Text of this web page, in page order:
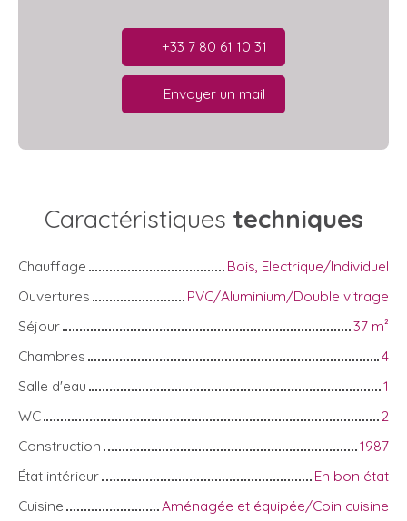
+33 7 80 61 10 31
Envoyer un mail
Caractéristiques techniques
Chauffage
Bois, Electrique/Individuel
Ouvertures
PVC/Aluminium/Double vitrage
Séjour
37 m²
Chambres
4
Salle d'eau
1
WC
2
Construction
1987
État intérieur
En bon état
Cuisine
Aménagée et équipée/Coin cuisine